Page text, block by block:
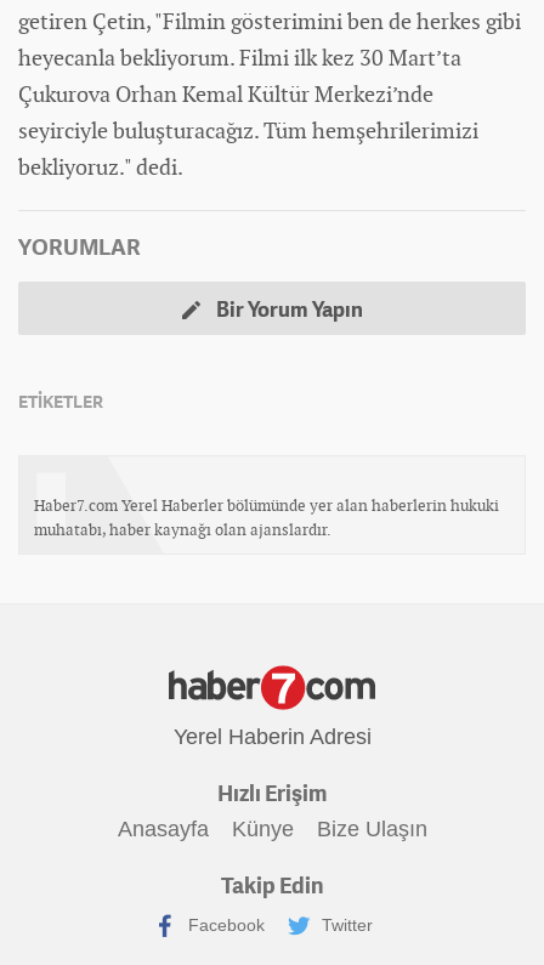
getiren Çetin, "Filmin gösterimini ben de herkes gibi
heyecanla bekliyorum. Filmi ilk kez 30 Mart’ta
Çukurova Orhan Kemal Kültür Merkezi’nde
seyirciyle buluşturacağız. Tüm hemşehrilerimizi
bekliyoruz." dedi.
YORUMLAR
Bir Yorum Yapın
ETİKETLER
Haber7.com Yerel Haberler bölümünde yer alan haberlerin hukuki
muhatabı, haber kaynağı olan ajanslardır.
Yerel Haberin Adresi
Hızlı Erişim
Anasayfa Künye Bize Ulaşın
Takip Edin
Facebook Twitter